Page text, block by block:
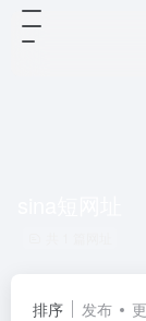
排序 发布